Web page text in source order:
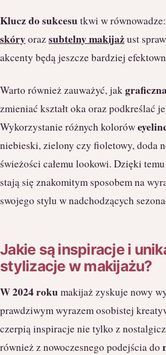
Klucz do sukcesutkwi w równowadze:
skóryorazsubtelny makijażust
akcenty będą jeszcze bardziej
Warto również zauważyć, jak
zmieniać kształt oka oraz podkreślać
Wykorzystanie różnych kolorów
niebieski, zielony czy fioletowy, doda
świeżości całemu lookowi. Dzięki
stają się znakomitym sposobem na
swojego stylu w nadchodzących
Jakie są inspiracje i
stylizacje w makijażu?
W 2024 rokumakijaż zyskuje nowy
prawdziwym wyrazem osobistej
czerpią inspiracje nie tylko z
również z nowoczesnego podejścia do